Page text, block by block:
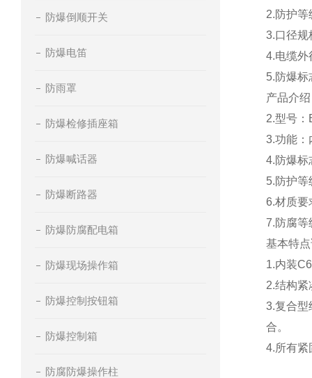
防爆倒顺开关
防爆电笛
防雨罩
防爆检修插座箱
防爆喊话器
防爆断路器
防爆防腐配电箱
防爆现场操作箱
防爆控制按钮箱
防爆控制箱
防腐防爆操作柱
2.防护
3.口径规
4.电缆外
5.防爆标
产品介绍
2.型号：
3.功能：
4.防爆标
5.防护
6.材质要
7.防腐等
基本特
1.内装
2.结构紧
3.复合型
合。
4.所有